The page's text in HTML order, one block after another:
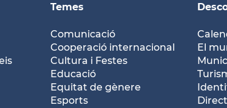
Temes
Comunicació
Cooperació internacional
Cultura i Festes
Educació
Equitat de gènere
Esports
El